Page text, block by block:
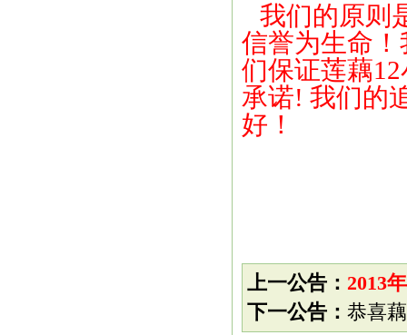
我们的原则
信誉为生命
们保证莲藕
承诺! 我们的
好！
上一公告： 2013
下一公告： 恭喜